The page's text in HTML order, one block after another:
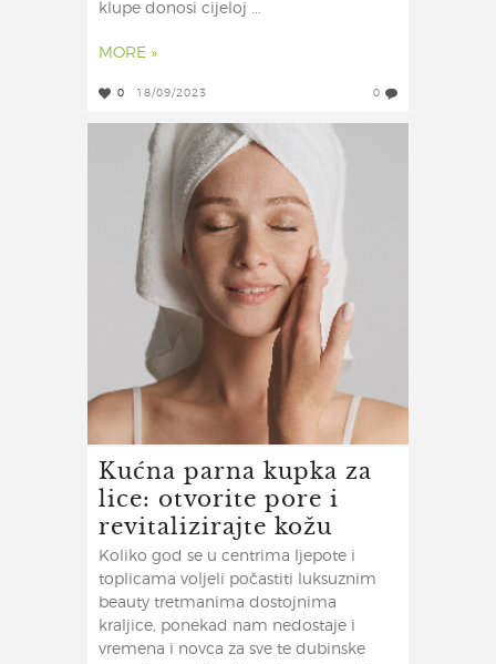
klupe donosi cijeloj ...
MORE »
0 18/09/2023 0
Kućna parna kupka za
lice: otvorite pore i
revitalizirajte kožu
Koliko god se u centrima ljepote i
toplicama voljeli počastiti luksuznim
beauty tretmanima dostojnima
kraljice, ponekad nam nedostaje i
vremena i novca za sve te dubinske